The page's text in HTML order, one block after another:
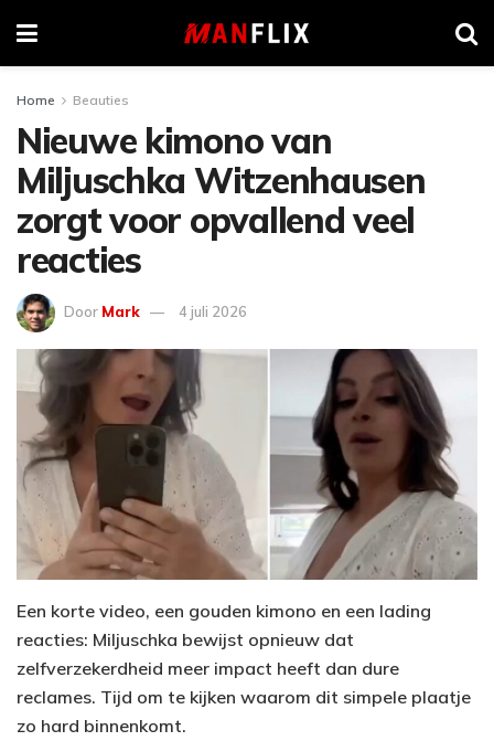
Home Beauties
Nieuwe kimono van
Miljuschka Witzenhausen
zorgt voor opvallend veel
reacties
Door Mark 4 juli 2026
Een korte video, een gouden kimono en een lading
reacties: Miljuschka bewijst opnieuw dat
zelfverzekerdheid meer impact heeft dan dure
reclames. Tijd om te kijken waarom dit simpele plaatje
zo hard binnenkomt.